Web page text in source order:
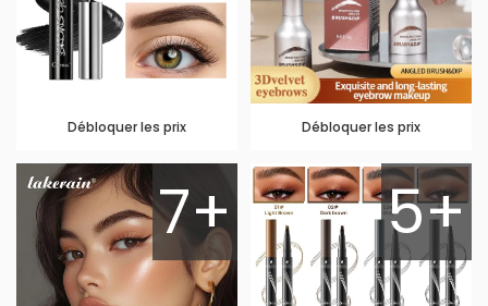
Débloquer les prix Débloquer les prix
7+ 5+